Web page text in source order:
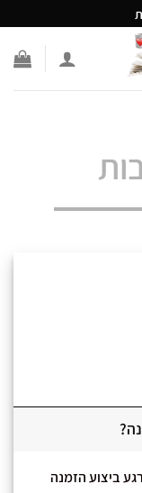
ימי עסקים מרגע ביצוע הזמנה